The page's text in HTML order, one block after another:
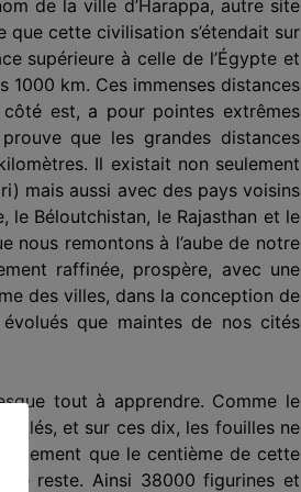
de la ville d’Harappa, autre site
que cette civilisation s’étendait sur
supérieure à celle de l’Égypte et
km. Ces immenses distances
côté est, a pour pointes extrêmes
que les grandes distances
Il exis­tait non seulement
mais aussi avec des pays voisins
le Bélout­chistan, le Rajasthan et le
nous remontons à l’aube de notre
raffi­née, prospère, avec une
des villes, dans la conception de
que maintes de nos cités
tout à apprendre. Comme le
et sur ces dix, les fouilles ne
que le centième de cette
le reste. Ainsi 38000 figurines et